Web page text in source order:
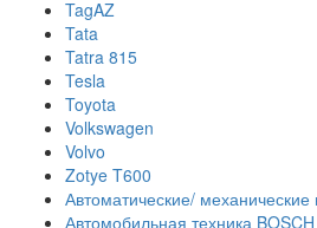
TagAZ
Tata
Tatra 815
Tesla
Toyota
Volkswagen
Volvo
Zotye T600
Автоматические/ механические
Автомобильная техника BOSCH